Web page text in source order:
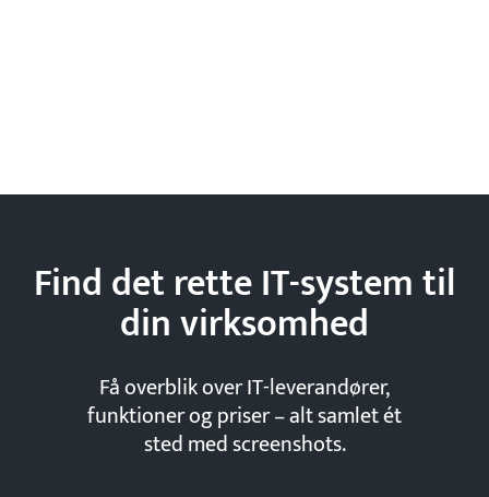
Find det rette IT-system til
dinvirksomhed
Få overblik over IT-leverandører,
funktioner og priser – alt samlet ét
sted med screenshots.